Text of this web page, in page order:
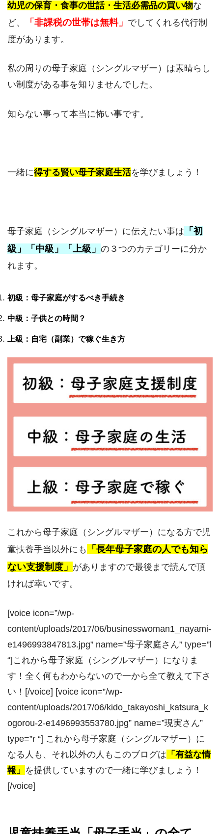
幼児の保育・食事の世話・生活必需品の買い物な
ど、
「非課税の世帯は無料」 でしてくれる代行制
度があります。
私の周りの母子家庭（シングルマザー）は素晴らし
い制度がある事を知りませんでした。
知らない事って本当に怖い事です。
一緒に得する賢い母子家庭生活を学びましょう！
母子家庭（シングルマザー）に伝えたい事は 「初
級」「中級」「上級」 の３つのカテゴリーに分か
れます。
初級：母子家庭がするべき手続き
中級：子供との時間？
上級：自宅（副業）で稼ぐ生き方
これから母子家庭（シングルマザー）になる方で児
童扶養手当以外にも
「長年母子家庭の人でも知ら
ない支援制度」 がありますので最後まで読んで頂
ければ幸いです。
[voice icon=”/wp-
content/uploads/2017/06/businesswoman1_nayami-
e1496993847813.jpg” name=”母子家庭さん” type=”l
“]これから母子家庭（シングルマザー）になりま
す！全く何もわからないので一から全て教えて下さ
い！[/voice] [voice icon=”/wp-
content/uploads/2017/06/kido_takayoshi_katsura_k
ogorou-2-e1496993553780.jpg” name=”現実さん”
type=”r “] これから母子家庭（シングルマザー）に
なる人も、それ以外の人もこのブログは 「有益な情
報」 を提供していますので一緒に学びましょう！
[/voice]